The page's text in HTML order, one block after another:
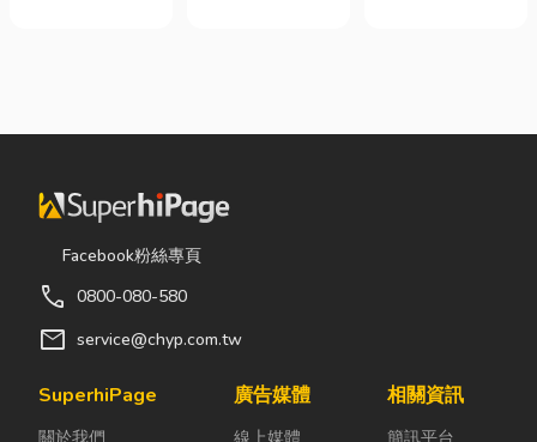
是最快速心較
以下小編會說
明工廠排風扇
的原理及建議
置。 工廠排風
扇｜改善溫度
責任（S）與
度營運成果的
表」與「永續
多中小企業主
的嘉義挖土
言，從農田整
Facebook粉絲專頁
call 0800-080-580
mail service@chyp.com.tw
SuperhiPage
關於我們
廣告媒體
線上媒體
相關資訊
簡訊平台